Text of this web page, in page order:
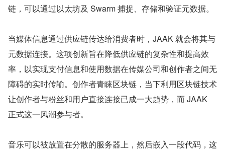
链，可以通过以太坊及 Swarm 捕捉、存储和验证元数据。
当媒体信息通过供应链传达给消费者时，JAAK 就会将其与
元数据连接。这项创新旨在降低供应链的复杂性和提高效
率，以实现支付信息和使用数据在传媒公司和创作者之间无
障碍的实时传输。创作者青睐区块链，当下利用区块链技术
让创作者与粉丝和用户直接连接已成一大趋势，而 JAAK
正式这一风潮参与者。
音乐可以被放置在分散的服务器上，然后嵌入一段代码，这